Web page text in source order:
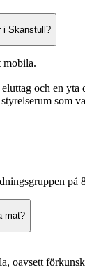
i Skanstull?
mobila.
och en yta
som
på
mat?
oavsett